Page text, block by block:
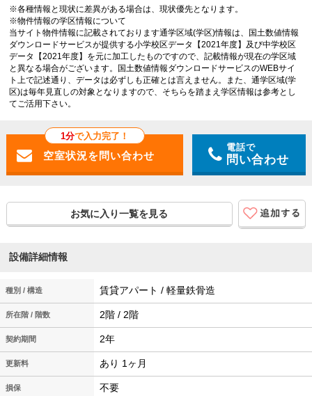
※各種情報と現状に差異がある場合は、現状優先となります。
※物件情報の学区情報について
当サイト物件情報に記載されております通学区域(学区)情報は、国土数値情報
ダウンロードサービスが提供する小学校区データ【2021年度】及び中学校区
データ【2021年度】を元に加工したものですので、記載情報が現在の学区域
と異なる場合がございます。国土数値情報ダウンロードサービスのWEBサイ
ト上で記述通り、データは必ずしも正確とは言えません。また、通学区域(学
区)は毎年見直しの対象となりますので、そちらを踏まえ学区情報は参考とし
てご活用下さい。
1分で入力完了！
電話で
問い合わせ
お気に入り一覧を見る
設備詳細情報
種別 / 構造 賃貸アパート / 軽量鉄骨造
所在階 / 階数 2階 / 2階
契約期間 2年
更新料 あり 1ヶ月
損保 不要